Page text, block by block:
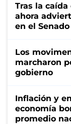
Tras la
ahora
en el Senado
Los
marcharon
gobierno
Inflación y
economía
promedio